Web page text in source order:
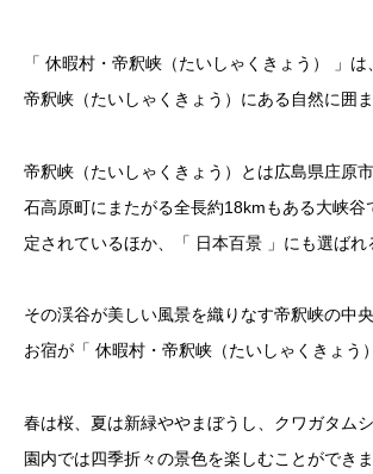
「 休暇村・帝釈峡（たいしゃくきょう） 」は
帝釈峡（たいしゃくきょう）にある自然に囲ま
帝釈峡（たいしゃくきょう）とは広島県庄原
石高原町にまたがる全長約18kmもある大峡谷
定されているほか、「 日本百景 」にも選ばれ
その渓谷が美しい風景を織りなす帝釈峡の中
お宿が「 休暇村・帝釈峡（たいしゃくきょう
春は桜、夏は新緑ややまぼうし、クワガタム
園内では四季折々の景色を楽しむことができま